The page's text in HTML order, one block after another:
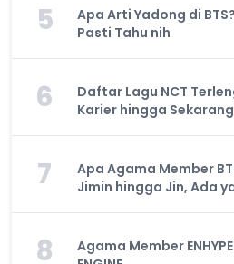
5
Apa Arti Yadong di
Pasti Tahu nih
6
Daftar Lagu NCT
Karier hingga Sekarang
7
Apa Agama Member
Jimin hingga Jin, Ada
8
Agama Member